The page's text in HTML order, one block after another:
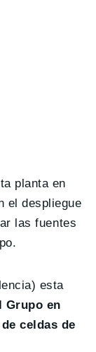
planta en
el despliegue
las fuentes
esta
Grupo en
celdas de